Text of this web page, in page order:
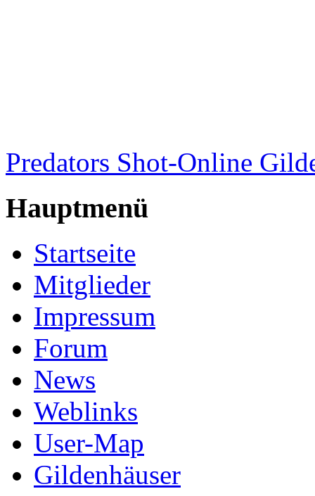
Predators Shot-Online
Hauptmenü
Startseite
Mitglieder
Impressum
Forum
News
Weblinks
User-Map
Gildenhäuser